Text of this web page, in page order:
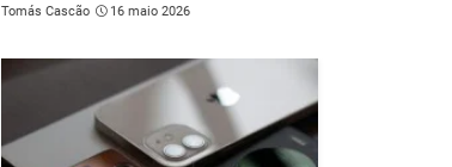
Tomás Cascão 16 maio 2026